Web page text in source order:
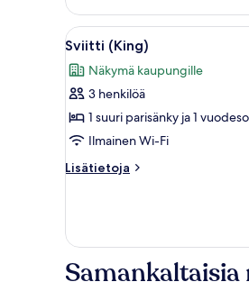
huone
(kaksi
sänkyä)
(Grande)
Avaa
kaikki
huonetyypin
Sviitti
(King)
kuvat
8
Sviitti (King)
Näkymä kaupungille
3 henkilöä
1 suuri parisänky ja 1
Ilmainen Wi-Fi
Lisätietoja
Lisätietoja